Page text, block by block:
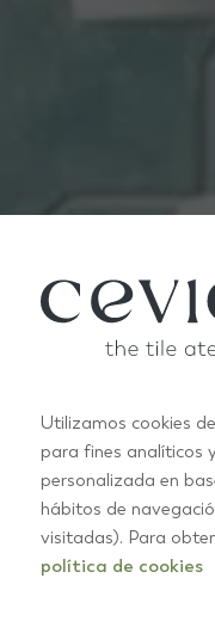
Utilizamos cookies
para fines analíticos
personalizada en
hábitos de
visitadas). Para
política de cookies